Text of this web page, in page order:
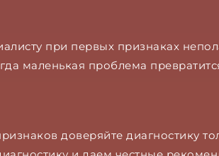
при первых признаках
маленькая проблема
доверяйте диагностику